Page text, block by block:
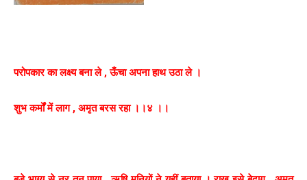
परोपकार का लक्ष्य बना ले , ऊँचा अपना हाथ उठा ले ।
शुभ कर्मों में लाग , अमृत बरस रहा ।।४ ।।